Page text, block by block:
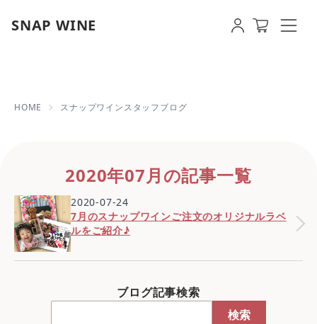
SNAP WINE 2020年07月の記事一覧 | 【即日発送
HOME スナップワインスタッフブログ
2020年07月の記事一覧
2020-07-24
7月のスナップワインご注文のオリジナルラベ
ルをご紹介♪
ブログ記事検索
検索